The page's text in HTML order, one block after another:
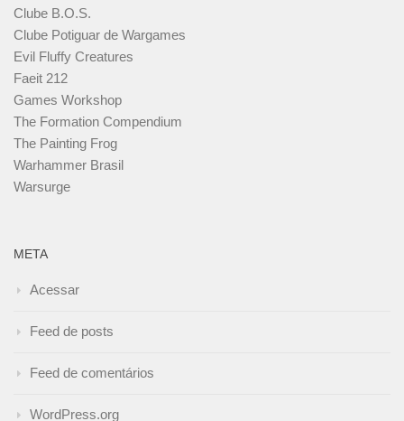
Clube B.O.S.
Clube Potiguar de Wargames
Evil Fluffy Creatures
Faeit 212
Games Workshop
The Formation Compendium
The Painting Frog
Warhammer Brasil
Warsurge
META
Acessar
Feed de posts
Feed de comentários
WordPress.org